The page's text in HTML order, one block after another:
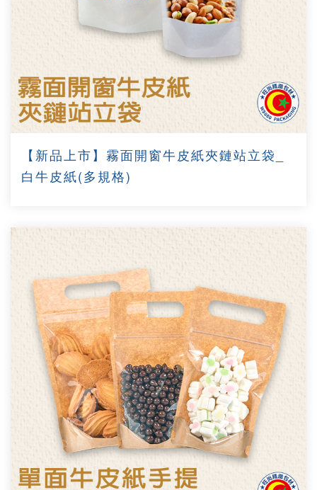
【新品上市】霧面開窗牛皮紙夾鏈站立袋_
白牛皮紙(多規格)